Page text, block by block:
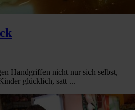
Handgriffen nicht nur sich selbst,
glücklich, satt ...